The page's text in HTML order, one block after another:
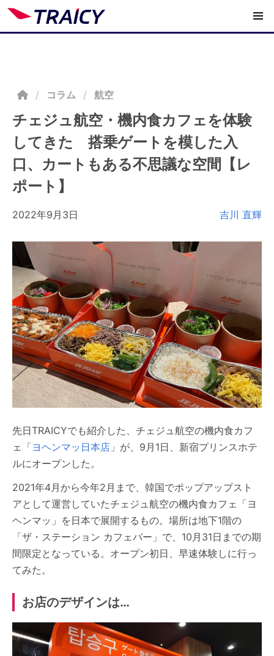
/ コラム 航空
チェジュ航空・機内食カフェを体験
してきた 搭乗ゲートを模した入
口、カートもある不思議な空間【レ
ポート】
2022年9月3日 吉川 直輝
先日TRAICYでも紹介した、チェジュ航空の機内食カフ
ェ「ヨヘンマッ日本店 」が、9月1日、新宿プリンスホテ
ルにオープンした。
2021年4月から今年2月まで、韓国でポップアップスト
アとして運営していたチェジュ航空の機内食カフェ「ヨ
ヘンマッ」を日本で展開するもの。場所は地下1階の
「ザ・ステーション カフェバー」で、10月31日までの期
間限定となっている。オープン初日、早速体験しに行っ
てみた。
お店のデザインは…